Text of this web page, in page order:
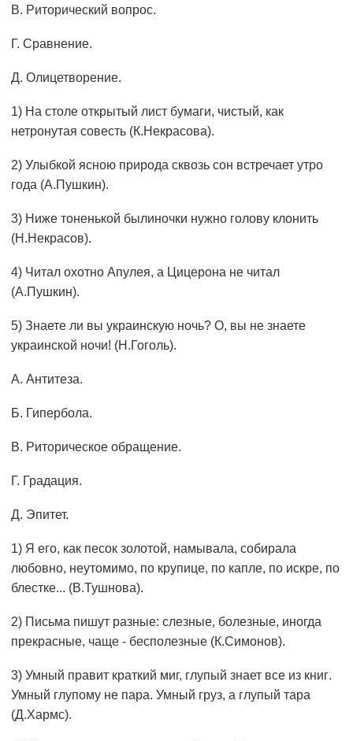
В. Риторический вопрос.
Г. Сравнение.
Д. Олицетворение.
1) На столе открытый лист бумаги, чистый, как
нетронутая совесть (К.Некрасова).
2) Улыбкой ясною природа сквозь сон встречает утро
года (А.Пушкин).
3) Ниже тоненькой былиночки нужно голову клонить
(Н.Некрасов).
4) Читал охотно Апулея, а Цицерона не читал
(А.Пушкин).
5) Знаете ли вы украинскую ночь? О, вы не знаете
украинской ночи! (Н.Гоголь).
А. Антитеза.
Б. Гипербола.
В. Риторическое обращение.
Г. Градация.
Д. Эпитет.
1) Я его, как песок золотой, намывала, собирала
любовно, неутомимо, по крупице, по капле, по искре, по
блестке... (В.Тушнова).
2) Письма пишут разные: слезные, болезные, иногда
прекрасные, чаще - бесполезные (К.Симонов).
3) Умный правит краткий миг, глупый знает все из книᴦ.
Умный глупому не пара. Умный груз, а глупый тара
(Д.Хармс).